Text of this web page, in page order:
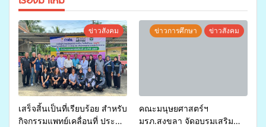
ข่าวสังคม
เสร็จสิ้นเป็นที่เรียบร้อย สำหรับ
กิจกรรมแพทย์เคลื่อนที่ ประจำ
ข่าวการศึกษา ข่าวสังคม
คณะมนุษยศาสตร์ฯ
มรภ.สงขลา จัดอบรมเสริม